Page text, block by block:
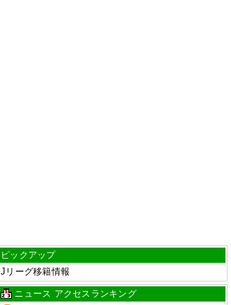
ピックアップ
Jリーグ移籍情報
ニュース アクセスランキング